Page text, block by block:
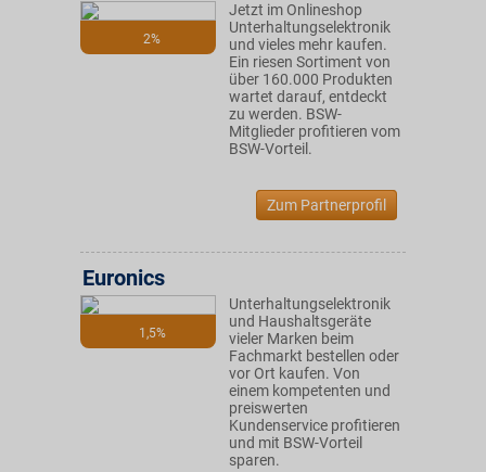
2%
Jetzt im Onlineshop
Unterhaltungselektronik
und vieles mehr kaufen.
Ein riesen Sortiment von
über 160.000 Produkten
wartet darauf, entdeckt
zu werden. BSW-
Mitglieder profitieren vom
BSW-Vorteil.
Zum Partnerprofil
1,5%
Euronics
Unterhaltungselektronik
und Haushaltsgeräte
vieler Marken beim
Fachmarkt bestellen oder
vor Ort kaufen. Von
einem kompetenten und
preiswerten
Kundenservice profitieren
und mit BSW-Vorteil
sparen.